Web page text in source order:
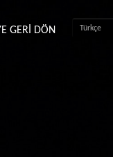
GERİ DÖN